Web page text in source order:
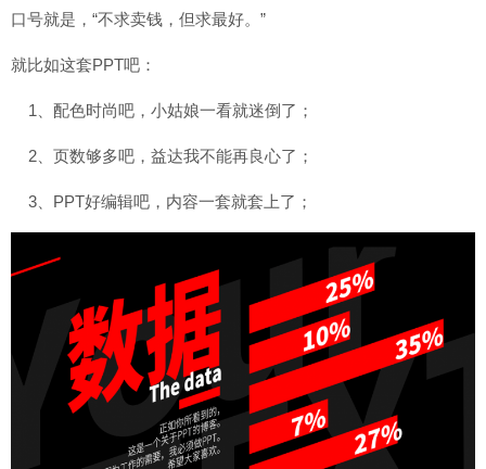
口号就是，“不求卖钱，但求最好。”
就比如这套PPT吧：
1、配色时尚吧，小姑娘一看就迷倒了；
2、页数够多吧，益达我不能再良心了；
3、PPT好编辑吧，内容一套就套上了；